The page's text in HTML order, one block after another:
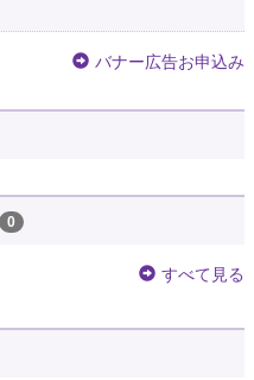
バナー広告お申込み
0
すべて見る